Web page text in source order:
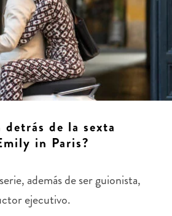
detrás de la sexta
in Paris?
además de ser guionista,
ejecutivo.